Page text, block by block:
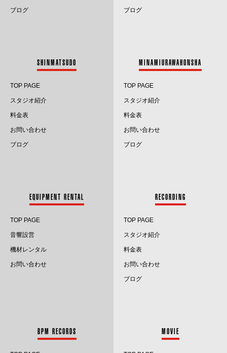
2024.1
2023.8
2023.4
2023.2
2023.1
ブログ ブログ
SHINMATSUDO
TOP PAGE
スタジオ紹介
料金表
お問い合わせ
ブログ
MINAMIURAWAHONSHA
TOP PAGE
スタジオ紹介
料金表
お問い合わせ
ブログ
EQUIPMENT RENTAL
TOP PAGE
音響設営
機材レンタル
お問い合わせ
RECORDING
TOP PAGE
スタジオ紹介
料金表
お問い合わせ
ブログ
BPM RECORDS MOVIE